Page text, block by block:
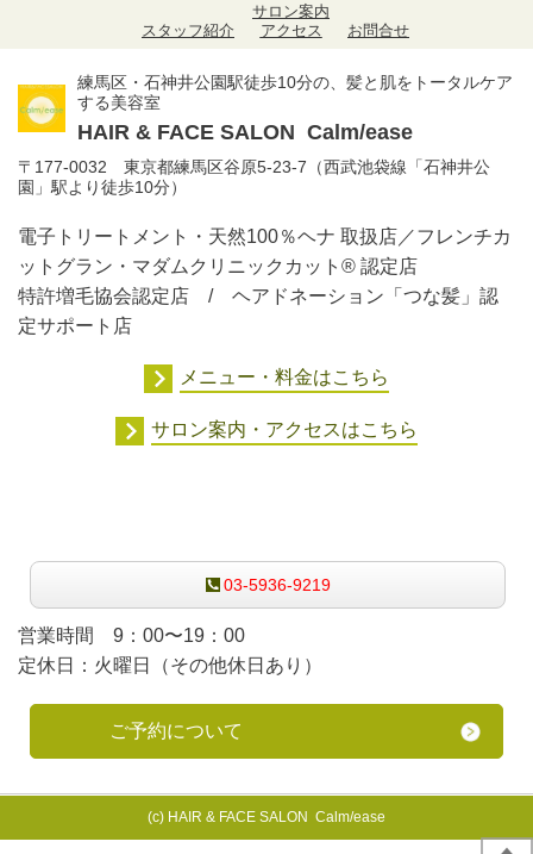
スタッフ紹介
サロン案内
アクセス
お問合せ
練馬区・石神井公園駅徒歩10分の、髪と肌をトータルケア
する美容室
HAIR & FACE SALON Calm/ease
〒177-0032 東京都練馬区谷原5-23-7（西武池袋線「石神井公
園」駅より徒歩10分）
電子トリートメント・天然100％ヘナ 取扱店／フレンチカ
ットグラン・マダムクリニックカット® 認定店
特許増毛協会認定店 / ヘアドネーション「つな髪」認
定サポート店
メニュー・料金はこちら
サロン案内・アクセスはこちら
03-5936-9219
営業時間 9：00〜19：00
定休日：火曜日（その他休日あり）
ご予約について
(c) HAIR & FACE SALON Calm/ease